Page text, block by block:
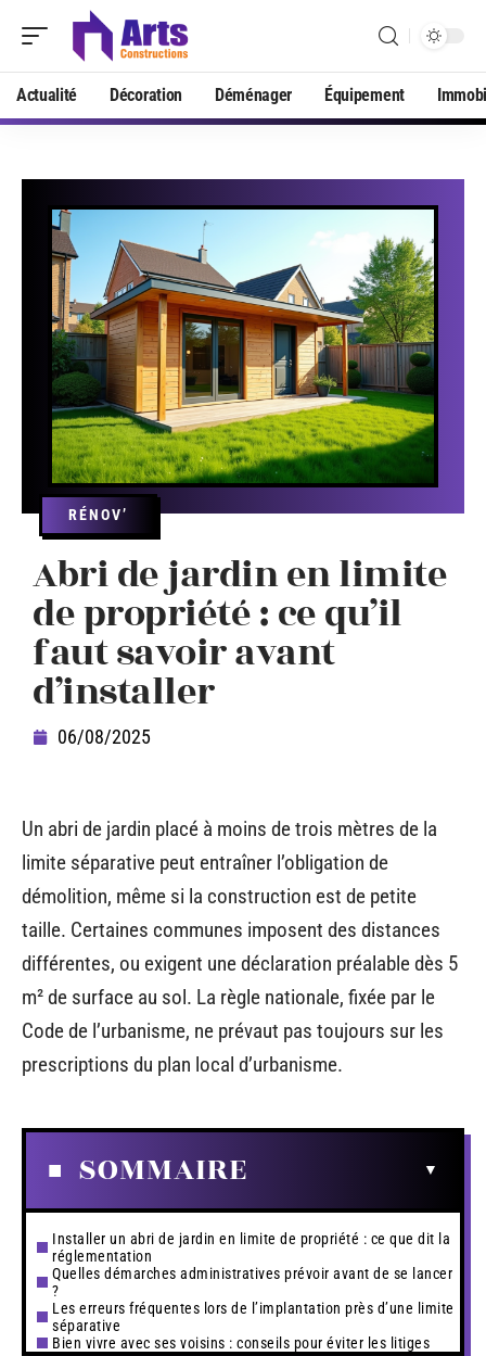
Actualité Décoration Déménager Équipement
RÉNOV’
Abri de jardin en limite
de propriété : ce qu’il
faut savoir avant
d’installer
06/08/2025
Un abri de jardin placé à moins de trois mètres de la
limite séparative peut entraîner l’obligation de
démolition, même si la construction est de petite
taille. Certaines communes imposent des distances
différentes, ou exigent une déclaration préalable dès 5
m² de surface au sol. La règle nationale, fixée par le
Code de l’urbanisme, ne prévaut pas toujours sur les
prescriptions du plan local d’urbanisme.
SOMMAIRE
Installer un abri de jardin en limite de propriété : ce que dit la
réglementation
Quelles démarches administratives prévoir avant de se lancer
?
Les erreurs fréquentes lors de l’implantation près d’une limite
séparative
Bien vivre avec ses voisins : conseils pour éviter les litiges